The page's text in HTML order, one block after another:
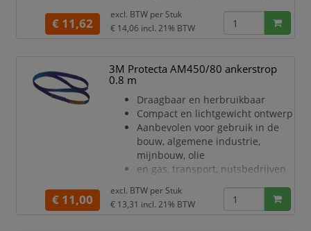
Deze veiligheidsuitrusting is
ontworpen voor gebruik met
persoonlijke
beschermingsmiddelen (PBM)
persoonlijke
valbeveiligingssystemen met
zelfintrekbare lijnen
Polyester
webbing/gegalvaniseerd staal is
duurzaam e
€ 11,62
excl. BTW per Stuk
€ 14,06 incl. 21% BTW
3M Protecta AM450/80 ankerstrop
0.8 m
Draagbaar en herbruikbaar
Compact en lichtgewicht ontwerp
Aanbevolen voor gebruik in de
bouw, algemene industrie,
mijnbouw, olie
en gas, transport, nutsbedrijven
Deze veiligheidsuitrusting is
ontworpen voor gebruik met
€ 11,00
excl. BTW per Stuk
€ 13,31 incl. 21% BTW